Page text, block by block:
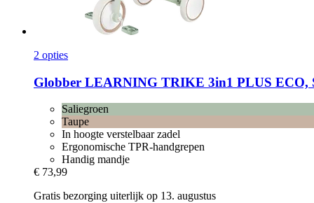
2 opties
Globber LEARNING TRIKE 3in1 PLUS ECO,
Saliegroen
Taupe
In hoogte verstelbaar zadel
Ergonomische TPR-handgrepen
Handig mandje
€ 73,99
Gratis bezorging uiterlijk op 13. augustus